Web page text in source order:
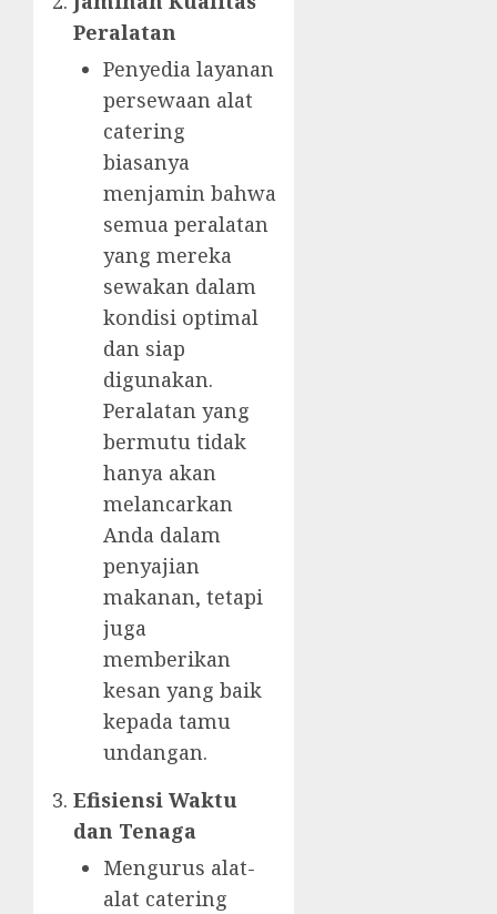
Peralatan
Penyedia layanan
persewaan alat
catering
biasanya
menjamin bahwa
semua peralatan
yang mereka
sewakan dalam
kondisi optimal
dan siap
digunakan.
Peralatan yang
bermutu tidak
hanya akan
melancarkan
Anda dalam
penyajian
makanan, tetapi
juga
memberikan
kesan yang baik
kepada tamu
undangan.
Efisiensi Waktu
dan Tenaga
Mengurus alat-
alat catering